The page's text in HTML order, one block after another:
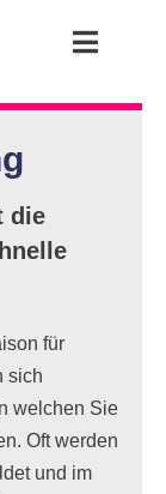
die
für
sich
welchen Sie
Oft werden
und im